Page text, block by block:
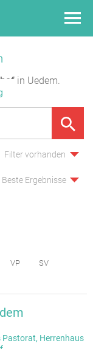
in Uedem.
Filter vorhanden
Beste Ergebnisse
VP SV
Pastorat, Herrenhaus